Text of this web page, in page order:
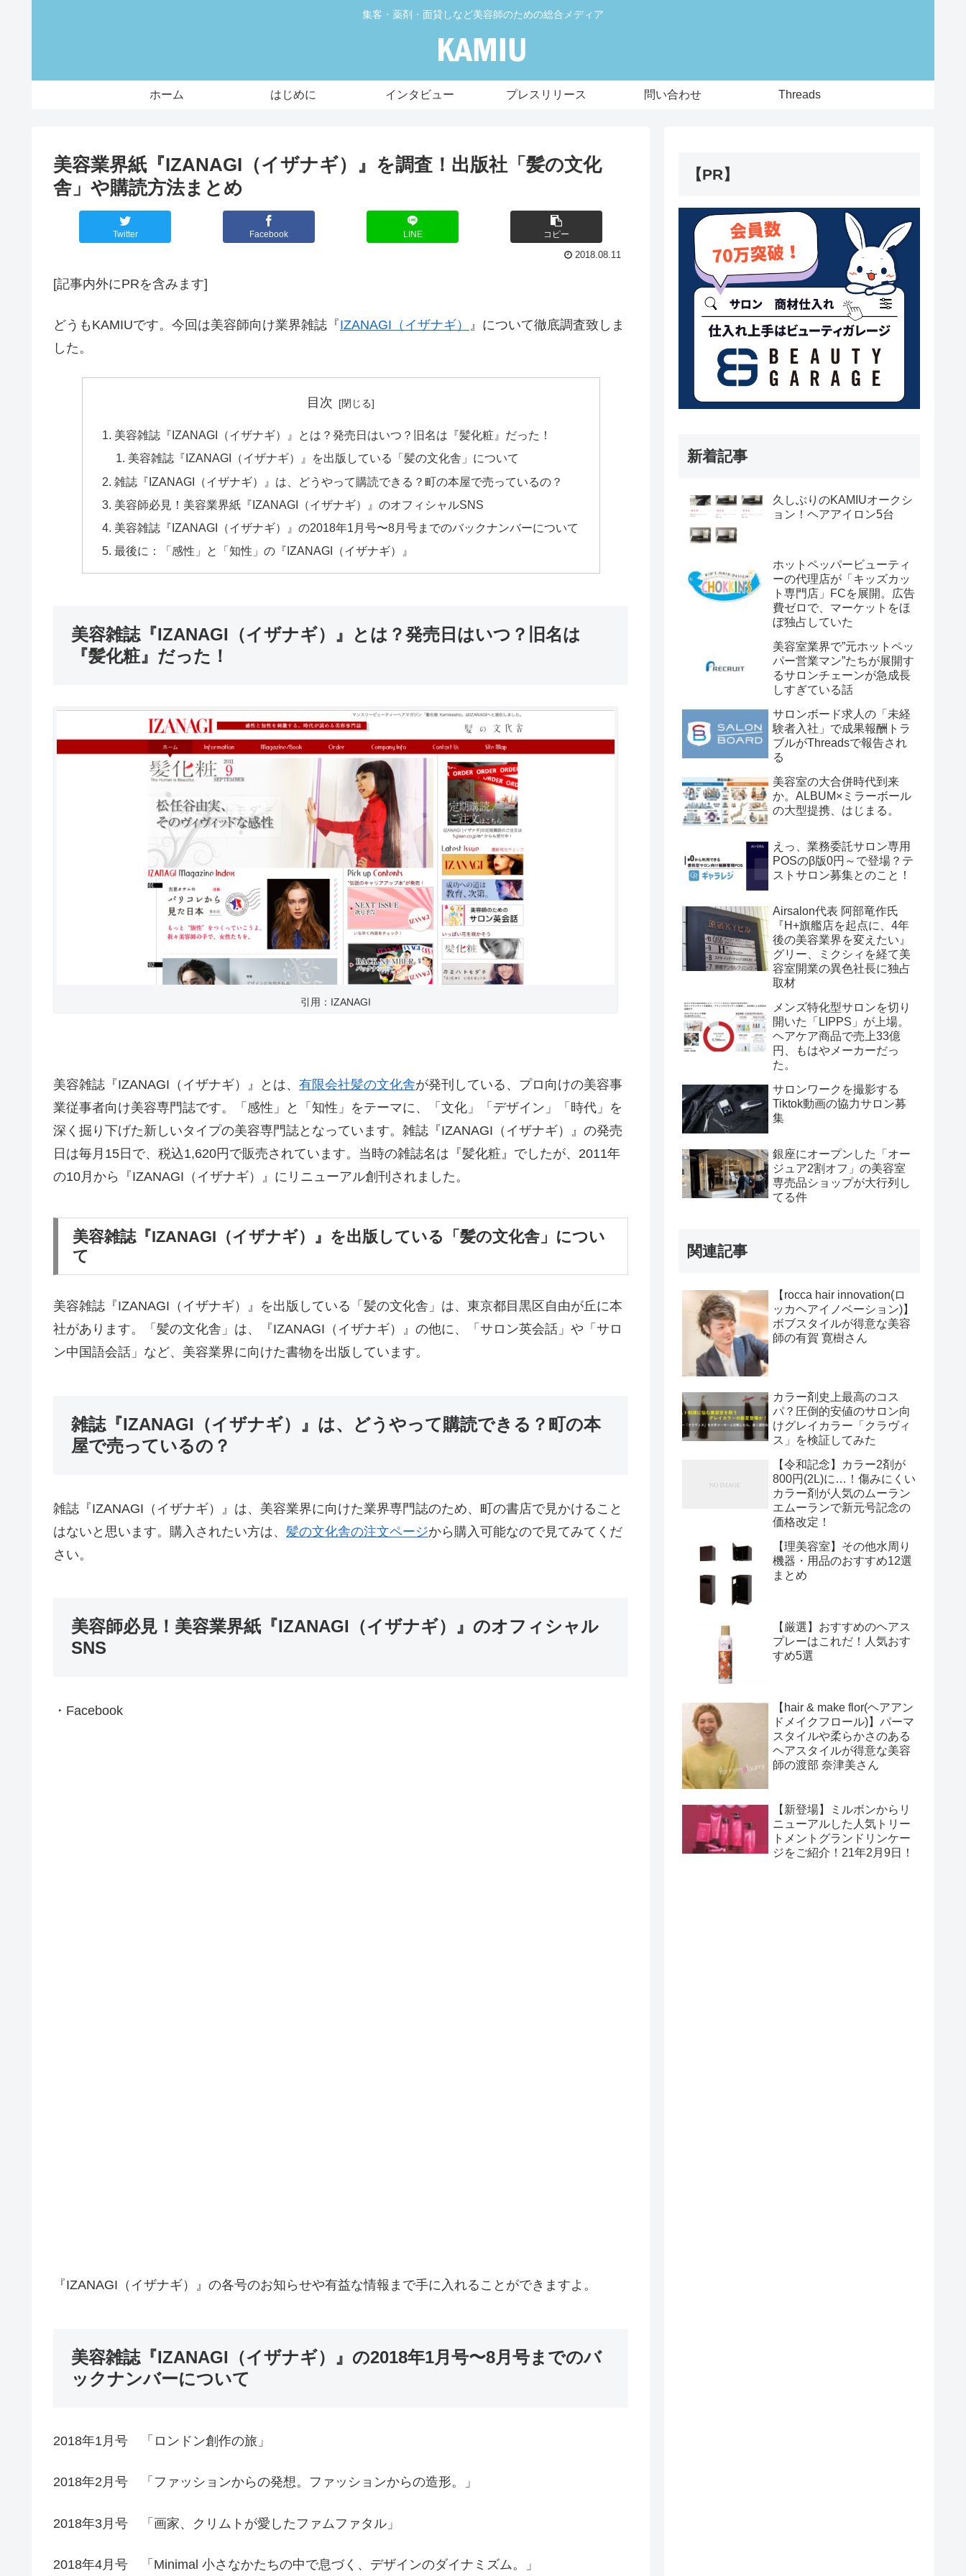
集客・薬剤・面貸しなど美容師のための総合メディア
ホーム はじめに インタビュー プレスリリース 問い合わせ Threads
美容業界紙『IZANAGI（イザナギ）』を調査！出版社「髪の文化
舎」や購読方法まとめ
Twitter Facebook LINE コピー
2018.08.11
[記事内外にPRを含みます]
どうもKAMIUです。今回は美容師向け業界雑誌『IZANAGI（イザナギ）
』について徹底調査致しま
した。
目次
美容雑誌『IZANAGI（イザナギ）』とは？発売日はいつ？旧名は『髪化粧』だった！
美容雑誌『IZANAGI（イザナギ）』を出版している「髪の文化舎」について
雑誌『IZANAGI（イザナギ）』は、どうやって購読できる？町の本屋で売っているの？
美容師必見！美容業界紙『IZANAGI（イザナギ）』のオフィシャルSNS
美容雑誌『IZANAGI（イザナギ）』の2018年1月号〜8月号までのバックナンバーについて
最後に：「感性」と「知性」の『IZANAGI（イザナギ）』
美容雑誌『IZANAGI（イザナギ）』とは？発売日はいつ？旧名は
『髪化粧』だった！
引用：IZANAGI
美容雑誌『IZANAGI（イザナギ）』とは、 有限会社髪の文化舎が発刊している、プロ向けの美容事
業従事者向け美容専門誌です。「感性」と「知性」をテーマに、「文化」「デザイン」「時代」を
深く掘り下げた新しいタイプの美容専門誌となっています。雑誌『IZANAGI（イザナギ）』の発売
日は毎月15日で、税込1,620円で販売されています。当時の雑誌名は『髪化粧』でしたが、2011年
の10月から『IZANAGI（イザナギ）』にリニューアル創刊されました。
美容雑誌『IZANAGI（イザナギ）』を出版している「髪の文化舎」につい
て
美容雑誌『IZANAGI（イザナギ）』を出版している「髪の文化舎」は、東京都目黒区自由が丘に本
社があります。「髪の文化舎」は、『IZANAGI（イザナギ）』の他に、「サロン英会話」や「サロ
ン中国語会話」など、美容業界に向けた書物を出版しています。
雑誌『IZANAGI（イザナギ）』は、どうやって購読できる？町の本
屋で売っているの？
雑誌『IZANAGI（イザナギ）』は、美容業界に向けた業界専門誌のため、町の書店で見かけること
はないと思います。購入されたい方は、 髪の文化舎の注文ページから購入可能なので見てみてくだ
さい。
美容師必見！美容業界紙『IZANAGI（イザナギ）』のオフィシャル
SNS
・Facebook
『IZANAGI（イザナギ）』の各号のお知らせや有益な情報まで手に入れることができますよ。
美容雑誌『IZANAGI（イザナギ）』の2018年1月号〜8月号までのバ
ックナンバーについて
2018年1月号 「ロンドン創作の旅」
2018年2月号 「ファッションからの発想。ファッションからの造形。」
2018年3月号 「画家、クリムトが愛したファムファタル」
2018年4月号 「Minimal 小さなかたちの中で息づく、デザインのダイナミズム。」
【PR】
新着記事
久しぶりのKAMIUオークシ
ョン！ヘアアイロン5台
ホットペッパービューティ
ーの代理店が「キッズカッ
ト専門店」FCを展開。広告
費ゼロで、マーケットをほ
ぼ独占していた
美容室業界で”元ホットペッ
パー営業マン”たちが展開す
るサロンチェーンが急成長
しすぎている話
サロンボード求人の「未経
験者入社」で成果報酬トラ
ブルがThreadsで報告され
る
美容室の大合併時代到来
か。ALBUM×ミラーボール
の大型提携、はじまる。
えっ、業務委託サロン専用
POSのβ版0円～で登場？テ
ストサロン募集とのこと！
Airsalon代表 阿部竜作氏
『H+旗艦店を起点に、4年
後の美容業界を変えたい』
グリー、ミクシィを経て美
容室開業の異色社長に独占
取材
メンズ特化型サロンを切り
開いた「LIPPS」が上場。
ヘアケア商品で売上33億
円、もはやメーカーだっ
た。
サロンワークを撮影する
Tiktok動画の協力サロン募
集
銀座にオープンした「オー
ジュア2割オフ」の美容室
専売品ショップが大行列し
てる件
関連記事
【rocca hair innovation(ロ
ッカヘアイノベーション)】
ボブスタイルが得意な美容
師の有賀 寛樹さん
カラー剤史上最高のコス
パ？圧倒的安値のサロン向
けグレイカラー「クラヴィ
ス」を検証してみた
【令和記念】カラー2剤が
800円(2L)に…！傷みにくい
カラー剤が人気のムーラン
エムーランで新元号記念の
価格改定！
【理美容室】その他水周り
機器・用品のおすすめ12選
まとめ
【厳選】おすすめのヘアス
プレーはこれだ！人気おす
すめ5選
【hair & make flor(ヘアアン
ドメイクフロール)】パーマ
スタイルや柔らかさのある
ヘアスタイルが得意な美容
師の渡部 奈津美さん
【新登場】ミルボンからリ
ニューアルした人気トリー
トメントグランドリンケー
ジをご紹介！21年2月9日！